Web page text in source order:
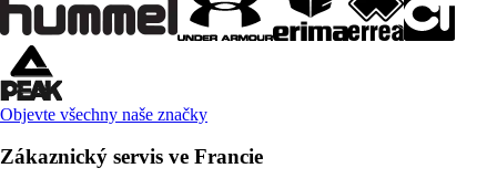
Objevte všechny naše značky
Zákaznický servis ve Francie